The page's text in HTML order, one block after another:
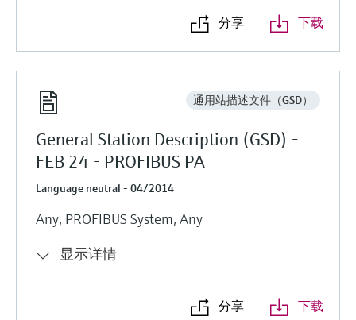
分享 下载
通用站描述文件（GSD）
General Station Description (GSD) -
FEB 24 - PROFIBUS PA
Language neutral - 04/2014
Any, PROFIBUS System, Any
显示详情
分享 下载